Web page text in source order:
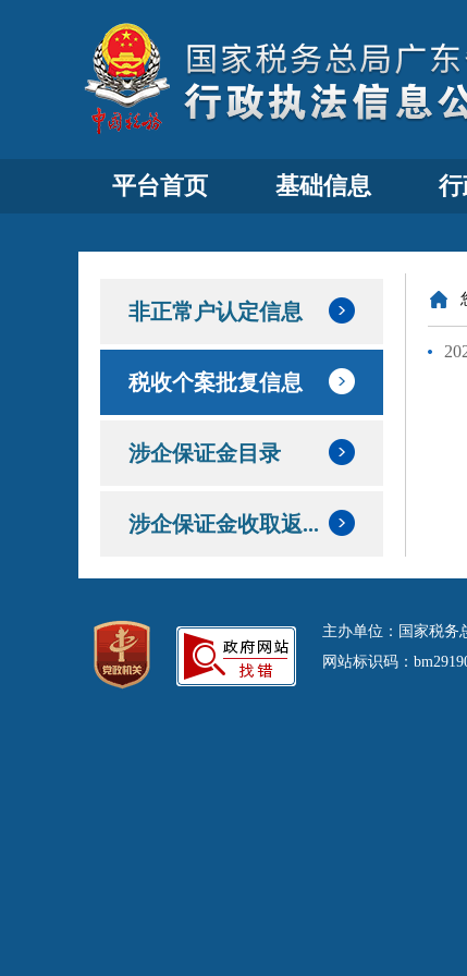
平台首页 基础信息
非正常户认定信息
税收个案批复信息
涉企保证金目录
涉企保证金收取返...
主办单位：国家税
网站标识码：